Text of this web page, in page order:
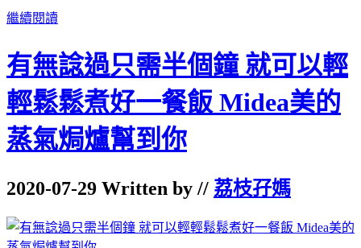
繼續閱讀
有無諗過只需半個鐘 就可以輕
輕鬆鬆煮好一餐飯 Midea美的
蒸氣焗爐幫到你
2020-07-29 Written by // 荔枝孖媽